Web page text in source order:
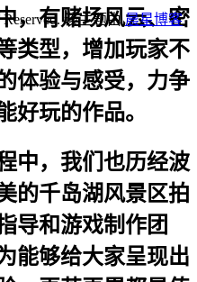
，有赌场风云、密
类型，增加玩家不
体验与感受，力争
好玩的作品。
中，我们也历经波
的千岛湖风景区拍
导和游戏制作团
能够给大家呈现出
该主题由晨星博客